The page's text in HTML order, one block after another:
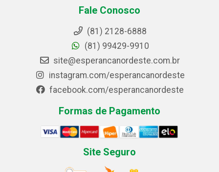
Fale Conosco
(81) 2128-6888
(81) 99429-9910
site@esperancanordeste.com.br
instagram.com/esperancanordeste
facebook.com/esperancanordeste
Formas de Pagamento
Site Seguro